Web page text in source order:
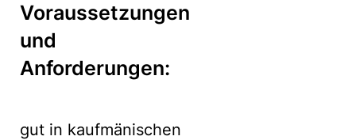
Voraussetzungen
und
Anforderungen:
gut in kaufmänischen